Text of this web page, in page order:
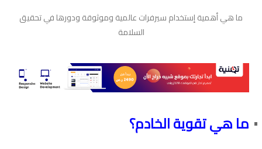
ما هي أهمية إستخدام سيرفرات عالمية وموثوقة ودورها في تحقيق
السلامة
ما هي تقوية الخادم؟